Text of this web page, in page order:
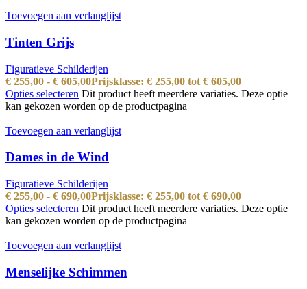
Toevoegen aan verlanglijst
Tinten Grijs
Figuratieve Schilderijen
€ 255,00 - € 605,00Prijsklasse: € 255,00 tot € 605,00
Opties selecteren Dit product heeft meerdere variaties. Deze optie
kan gekozen worden op de productpagina
Toevoegen aan verlanglijst
Dames in de Wind
Figuratieve Schilderijen
€ 255,00 - € 690,00Prijsklasse: € 255,00 tot € 690,00
Opties selecteren Dit product heeft meerdere variaties. Deze optie
kan gekozen worden op de productpagina
Toevoegen aan verlanglijst
Menselijke Schimmen